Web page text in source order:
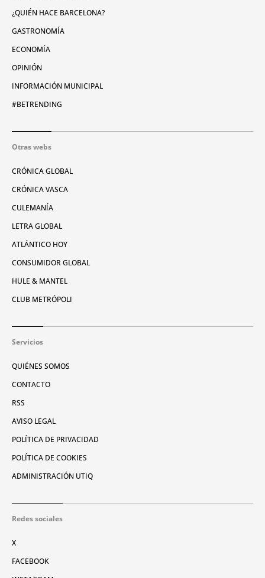
¿QUIÉN HACE BARCELONA?
GASTRONOMÍA
ECONOMÍA
OPINIÓN
INFORMACIÓN MUNICIPAL
#BETRENDING
Otras webs
CRÓNICA GLOBAL
CRÓNICA VASCA
CULEMANÍA
LETRA GLOBAL
ATLÁNTICO HOY
CONSUMIDOR GLOBAL
HULE & MANTEL
CLUB METRÓPOLI
Servicios
QUIÉNES SOMOS
CONTACTO
RSS
AVISO LEGAL
POLÍTICA DE PRIVACIDAD
POLÍTICA DE COOKIES
ADMINISTRACIÓN UTIQ
Redes sociales
X
FACEBOOK